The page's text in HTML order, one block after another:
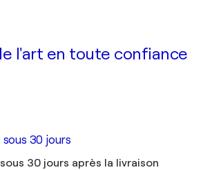
l'art en toute confiance
30 jours
30 jours après la livraison